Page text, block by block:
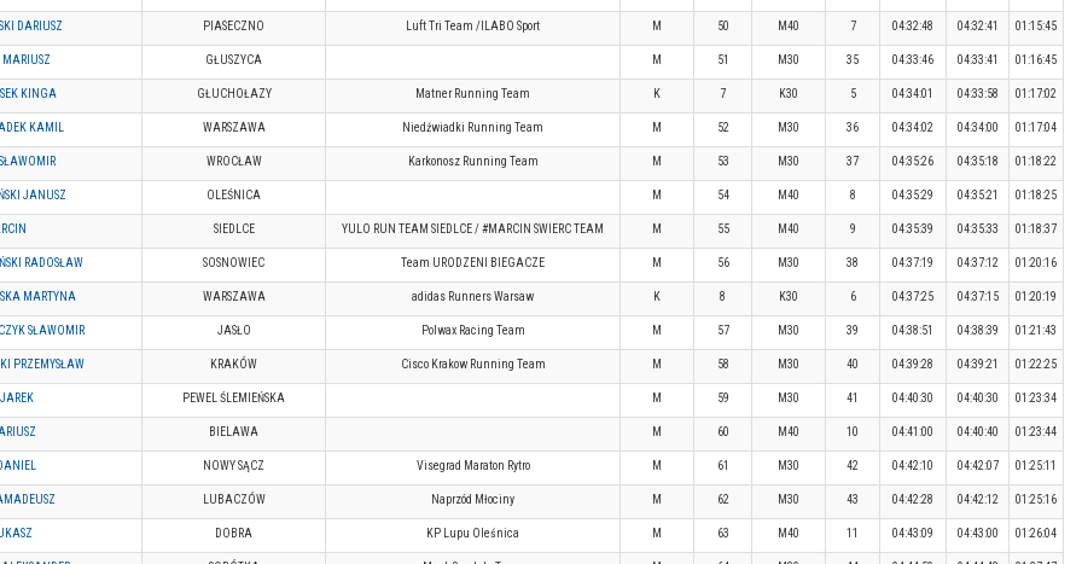
DARIUSZ PIASECZNO Luft Tri Team /ILABO Sport M 50 M40 7 04:32:48 04:32:41 01:15:45
MARIUSZ GŁUSZYCA M 51 M30 35 04:33:46 04:33:41 01:16:45
KINGA GŁUCHOŁAZY Matner Running Team K 7 K30 5 04:34:01 04:33:58 01:17:02
KAMIL WARSZAWA Niedźwiadki Running Team M 52 M30 36 04:34:02 04:34:00 01:17:04
WROCŁAW Karkonosz Running Team M 53 M30 37 04:35:26 04:35:18 01:18:22
JANUSZ OLEŚNICA M 54 M40 8 04:35:29 04:35:21 01:18:25
SIEDLCE YULO RUN TEAM SIEDLCE / #MARCIN SWIERC TEAM M 55 M40 9 04:35:39 04:35:33 01:18:37
RADOSŁAW SOSNOWIEC Team URODZENI BIEGACZE M 56 M30 38 04:37:19 04:37:12 01:20:16
MARTYNA WARSZAWA adidas Runners Warsaw K 8 K30 6 04:37:25 04:37:15 01:20:19
SŁAWOMIR JASŁO Polwax Racing Team M 57 M30 39 04:38:51 04:38:39 01:21:43
PRZEMYSŁAW KRAKÓW Cisco Krakow Running Team M 58 M30 40 04:39:28 04:39:21 01:22:25
PEWEL ŚLEMIEŃSKA M 59 M30 41 04:40:30 04:40:30 01:23:34
BIELAWA M 60 M40 10 04:41:00 04:40:40 01:23:44
NOWY SĄCZ Visegrad Maraton Rytro M 61 M30 42 04:42:10 04:42:07 01:25:11
LUBACZÓW Naprzód Młociny M 62 M30 43 04:42:28 04:42:12 01:25:16
DOBRA KP Lupu Oleśnica M 63 M40 11 04:43:09 04:43:00 01:26:04